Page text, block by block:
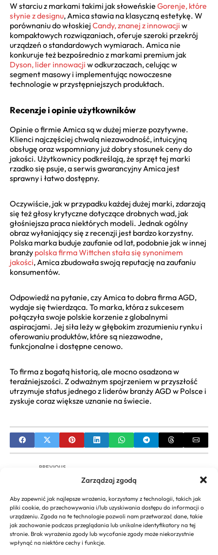
Zarządzaj zgodą
Aby zapewnić jak najlepsze wrażenia, korzystamy z technologii, takich jak
pliki cookie, do przechowywania i/lub uzyskiwania dostępu do informacji o
urządzeniu. Zgoda na te technologie pozwoli nam przetwarzać dane, takie
jak zachowanie podczas przeglądania lub unikalne identyfikatory na tej
stronie. Brak wyrażenia zgody lub wycofanie zgody może niekorzystnie
wpłynąć na niektóre cechy i funkcje.
W starciu z markami takimi jak słoweńskie Gorenje, które
słynie z designu, Amica stawia na klasyczną estetykę. W
porównaniu do włoskiej Candy, znanej z innowacji w
kompaktowych rozwiązaniach, oferuje szeroki przekrój
urządzeń o standardowych wymiarach. Amica nie
konkuruje też bezpośrednio z markami premium jak
Dyson, lider innowacji w odkurzaczach, celując w
segment masowy i implementując nowoczesne
technologie w przystępniejszych produktach.
Recenzje i opinie użytkowników
Opinie o firmie Amica są w dużej mierze pozytywne.
Klienci najczęściej chwalą niezawodność, intuicyjną
obsługę oraz wspomniany już dobry stosunek ceny do
jakości. Użytkownicy podkreślają, że sprzęt tej marki
rzadko się psuje, a serwis gwarancyjny Amica jest
sprawny i łatwo dostępny.
Oczywiście, jak w przypadku każdej dużej marki, zdarzają
się też głosy krytyczne dotyczące drobnych wad, jak
głośniejsza praca niektórych modeli. Jednak ogólny
obraz wyłaniający się z recenzji jest bardzo korzystny.
Polska marka buduje zaufanie od lat, podobnie jak w innej
branży polska firma Wittchen stała się synonimem
jakości, Amica zbudowała swoją reputację na zaufaniu
konsumentów.
Odpowiedź na pytanie, czy Amica to dobra firma AGD,
wydaje się twierdząca. To marka, która z sukcesem
połączyła swoje polskie korzenie z globalnymi
aspiracjami. Jej siła leży w głębokim zrozumieniu rynku i
oferowaniu produktów, które są niezawodne,
funkcjonalne i dostępne cenowo.
To firma z bogatą historią, ale mocno osadzona w
teraźniejszości. Z odważnym spojrzeniem w przyszłość
utrzymuje status jednego z liderów branży AGD w Polsce i
zyskuje coraz większe uznanie na świecie.
PREVIOUS
Jak napisać formalnego maila po angielsku do
NEXT
Ranking najlepszych marek klocków hamulcowych
– Porównanie